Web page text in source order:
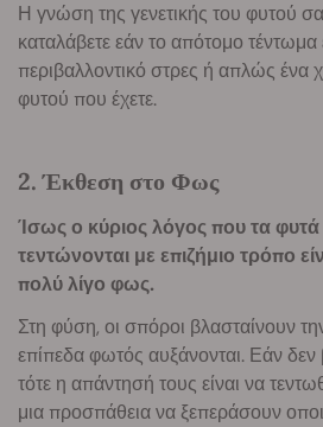
Η γνώση της γενετικής του φυτού
καταλάβετε εάν το απότομο τέντωμα
περιβαλλοντικό στρες ή απλώς ένα
φυτού που έχετε.
2. Έκθεση στο Φως
Ίσως ο κύριος λόγος που τα
τεντώνονται με επιζήμιο τρόπο
πολύ λίγο φως.
Στη φύση, οι σπόροι βλασταίνουν
επίπεδα φωτός αυξάνονται. Εάν
τότε η απάντησή τους είναι να
μια προσπάθεια να ξεπεράσουν